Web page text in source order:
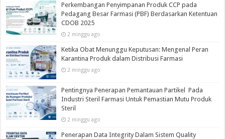
Perkembangan Penyimpanan Produk CCP pada
Pedagang Besar Farmasi (PBF) Berdasarkan Ketentuan
CDOB 2025
2 minggu ago
Ketika Obat Menunggu Keputusan: Mengenal Peran
Karantina Produk dalam Distribusi Farmasi
2 minggu ago
Pentingnya Penerapan Pemantauan Partikel Pada
Industri Steril Farmasi Untuk Pemastian Mutu Produk
Steril
2 minggu ago
Penerapan Data Integrity Dalam Sistem Quality